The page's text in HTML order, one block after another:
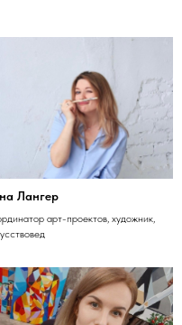
Лангер
арт-проектов, художник,